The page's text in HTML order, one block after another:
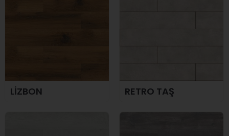
LİZBON RETRO TAŞ